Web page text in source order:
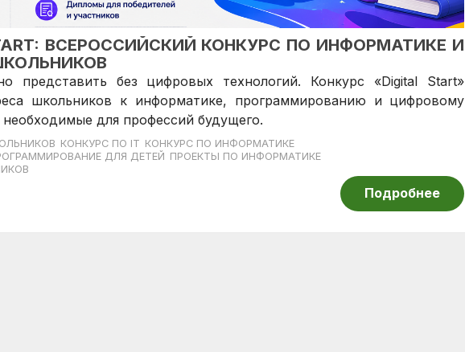
ВСЕРОССИЙСКИЙ КОНКУРС ПО ИНФОРМАТИКЕ И
представить без цифровых технологий. Конкурс «Digital Start»
школьников к информатике, программированию и цифровому
для профессий будущего.
КОНКУРС ПО IT КОНКУРС ПО ИНФОРМАТИКЕ
ДЛЯ ДЕТЕЙ ПРОЕКТЫ ПО ИНФОРМАТИКЕ
Подробнее